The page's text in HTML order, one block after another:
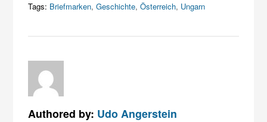
Tags: Briefmarken,Geschichte,Österreich, Ungarn
Authored by: Udo Angerstein